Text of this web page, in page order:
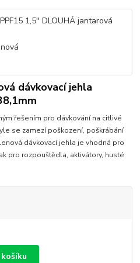
dávkovací jehla
řešením pro dávkování na citlivé
se zamezí poškození, poškrábání
dávkovací jehla je vhodná pro
pro rozpouštědla, aktivátory, husté